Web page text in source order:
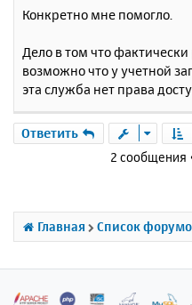
Конкретно мне помогло.
Дело в том что фактически
возможно что у учетной
эта служба нет права
Ответить
2 сообщения
Главная Список